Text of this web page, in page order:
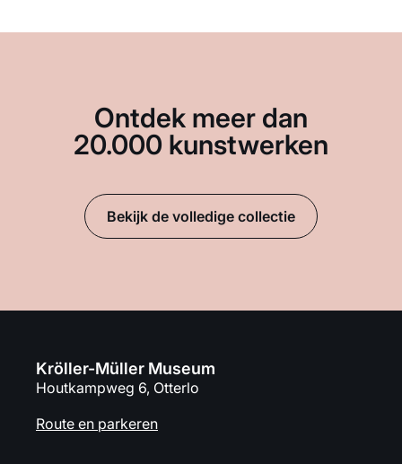
Ontdek meer dan
20.000 kunstwerken
Bekijk de volledige collectie
Kröller-Müller Museum
Houtkampweg 6, Otterlo
Route en parkeren